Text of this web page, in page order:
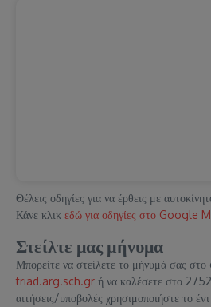
Θέλεις οδηγίες για να έρθεις με
Κάνε κλικ εδώ για οδηγίες στο Google
Στείλτε μας μήνυμα
Μπορείτε να στείλετε το μήνυμά σας
triad.arg.sch.gr ή να καλέσετε στο
αιτήσεις/υποβολές χρησιμοποιήστε το